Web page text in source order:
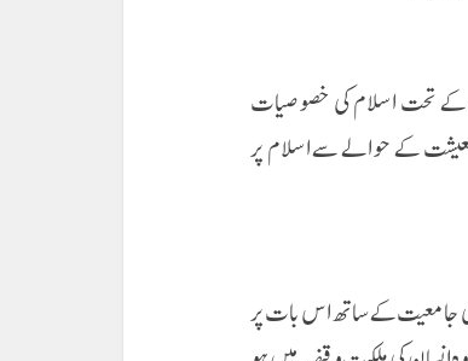
تحت اسلام کی خصوصیات
کے حوالے سے اسلام پر
جامعیت کے ساتھ اس بات پر